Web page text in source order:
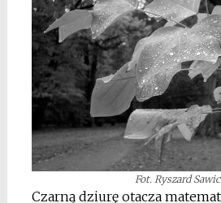
Fot. Ryszard
Czarną dziurę otacza